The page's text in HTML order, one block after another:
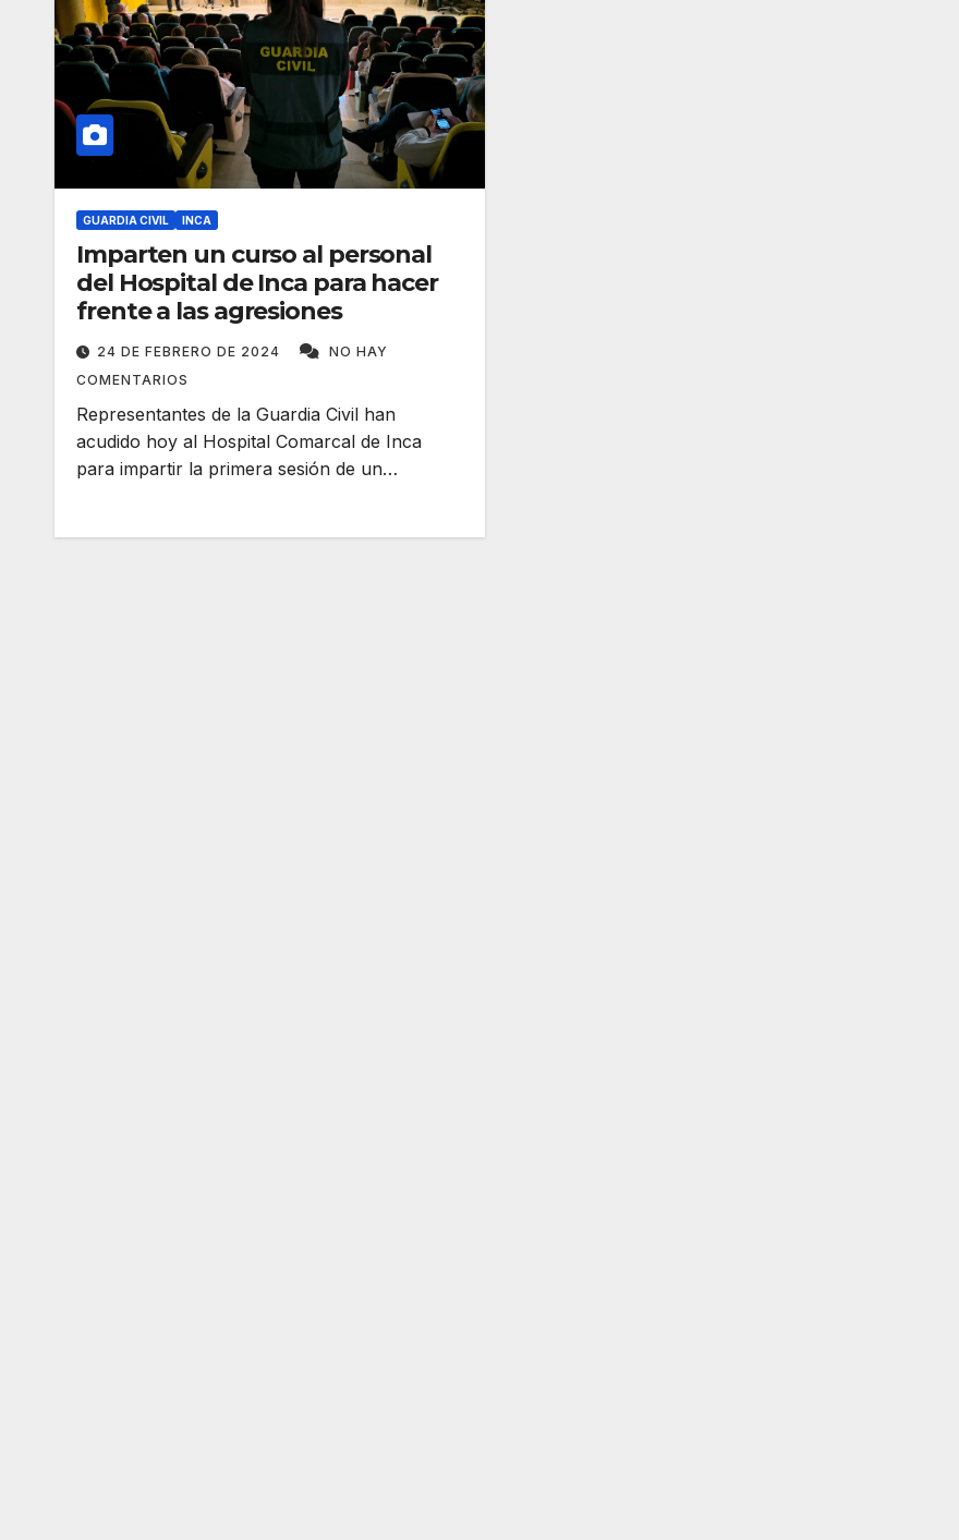
GUARDIA CIVIL INCA
Imparten un curso al personal
del Hospital de Inca para hacer
frente a las agresiones
24 DE FEBRERO DE 2024
NO HAY
COMENTARIOS
Representantes de la Guardia Civil han
acudido hoy al Hospital Comarcal de Inca
para impartir la primera sesión de un…